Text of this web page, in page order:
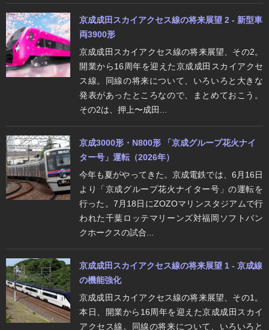
京成成田スカイアクセス線の将来展望 2 - 新型車
両3900形
京成成田スカイアクセス線の将来展望、その2。
開業から16周年を迎えた京成成田スカイアクセ
ス線。同線の将来について、いろいろと大きな
発表があったところなので、まとめておこう。
その2は、押上〜成田...
京成3000形・N800形 「京成グループ花火ナイ
ター号」運転（2026年）
今年も夏がやってきた。京成電鉄では、6月16日
より「京成グループ花火ナイター号」の運転を
行った。7月18日にZOZOマリンスタジアムで行
われた千葉ロッテマリーンズ対福岡ソフトバン
クホークスの試合...
京成成田スカイアクセス線の将来展望 1 - 京成線
の機能強化
京成成田スカイアクセス線の将来展望、その1。
本日、開業から16周年を迎えた京成成田スカイ
アクセス線。同線の将来について、いろいろと